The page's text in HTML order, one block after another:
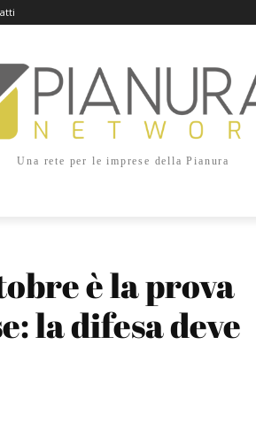
Una rete per le imprese della Pianura
è la prova
la difesa deve